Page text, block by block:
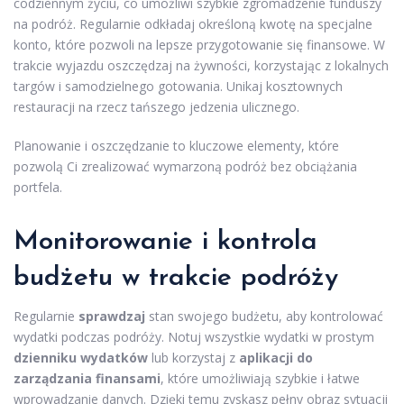
na podróż. Regularnie odkładaj określoną kwotę na specjalne
konto, które pozwoli na lepsze przygotowanie się finansowe. W
trakcie wyjazdu oszczędzaj na żywności, korzystając z lokalnych
targów i samodzielnego gotowania. Unikaj kosztownych
restauracji na rzecz tańszego jedzenia ulicznego.
Planowanie i oszczędzanie to kluczowe elementy, które
pozwolą Ci zrealizować wymarzoną podróż bez obciążania
portfela.
Monitorowanie i kontrola
budżetu w trakcie podróży
Regularnie sprawdzaj stan swojego budżetu, aby kontrolować
wydatki podczas podróży. Notuj wszystkie wydatki w prostym
dzienniku wydatków lub korzystaj z aplikacji do
zarządzania finansami, które umożliwiają szybkie i łatwe
wprowadzanie danych. Dzięki temu zyskasz pełny obraz sytuacji